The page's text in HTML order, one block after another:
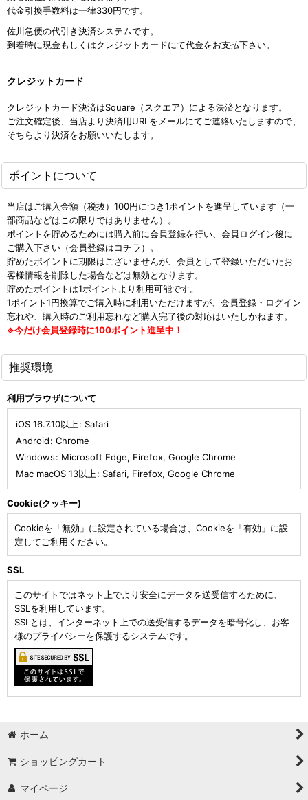
代金引換手数料は一律330円です。
佐川急便の代引き決済システムです。
到着時に現金もしくはクレジットカードにて代金をお支払下さい。
クレジットカード
クレジットカード決済はSquare（スクエア）による決済となります。
ご注文確定後、当店より決済用URLをメールにてご連絡いたしますので、
そちらより決済をお願いいたします。
ポイントについて
当店はご購入金額（税抜）100円につき1ポイントを進呈しています（一
部商品などはこの限りではありません）。
ポイントを貯めるためには購入前に会員登録を行い、会員ログイン後に
ご購入下さい（会員登録はコチラ ）。
貯めたポイントに期限はございませんが、会員として登録いただいたお
客様情報を削除した場合などは無効となります。
貯めたポイントは1ポイントより利用可能です。
1ポイント1円換算でご購入時に利用いただけますが、会員登録・ログイン
忘れや、購入時のご利用忘れなど購入完了後の対応はいたしかねます。
※今だけ会員登録時に100ポイント進呈中！
推奨環境
利用ブラウザについて
iOS 16.7.10以上: Safari
Android: Chrome
Windows: Microsoft Edge, Firefox, Google Chrome
Mac macOS 13以上: Safari, Firefox, Google Chrome
Cookie(クッキー)
Cookieを「無効」に設定されている場合は、Cookieを「有効」に設
定してご利用ください。
SSL
このサイトではネット上でより安全にデータを送受信するために、
SSLを利用しています。
SSLとは、インターネット上での送受信するデータを暗号化し、お客
様のプライバシーを保護するシステムです。
ホーム
ショッピングカート
マイページ